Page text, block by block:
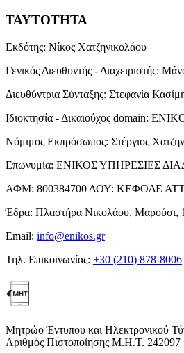
ΤΑΥΤΟΤΗΤΑ
Εκδότης: Νίκος Χατζηνικολάου
Γενικός Διευθυντής - Διαχειριστής:
Διευθύντρια Σύνταξης: Στεφανία
Ιδιοκτησία - Δικαιούχος domain:
Νόμιμος Εκπρόσωπος: Στέργιος
Επωνυμία: ΕΝΙΚΟΣ ΥΠΗΡΕΣΙΕΣ
ΑΦΜ: 800384700 ΔΟΥ: ΚΕΦΟΔΕ
Έδρα: Πλαστήρα Νικολάου, Μαρούσι,
Email: info@enikos.gr
Τηλ. Επικοινωνίας: +30 (210) 878-8006
Μητρώο Έντυπου και Ηλεκτρονικού
Αριθμός Πιστοποίησης Μ.Η.Τ. 242097